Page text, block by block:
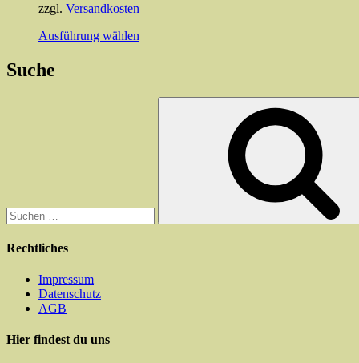
zzgl. Versandkosten
Ausführung wählen
gewählt
werden
Suche
Rechtliches
Impressum
Datenschutz
AGB
Hier findest du uns